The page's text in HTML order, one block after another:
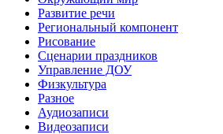
Развитие речи
Региональный компонент
Рисование
Сценарии праздников
Управление ДОУ
Физкультура
Разное
Аудиозаписи
Видеозаписи